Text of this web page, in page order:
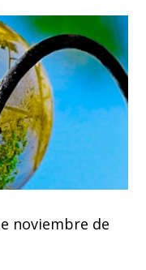
noviembre de